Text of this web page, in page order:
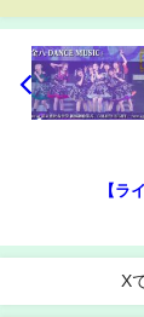
【ラ
X